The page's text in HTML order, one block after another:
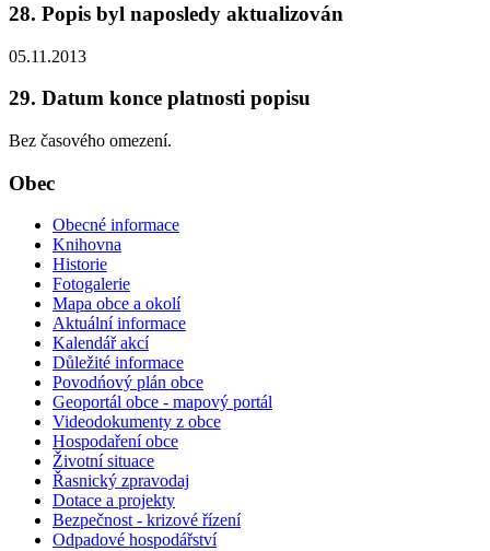
28. Popis byl naposledy aktualizován
05.11.2013
29. Datum konce platnosti popisu
Bez časového omezení.
Obec
Obecné informace
Knihovna
Historie
Fotogalerie
Mapa obce a okolí
Aktuální informace
Kalendář akcí
Důležité informace
Povodńový plán obce
Geoportál obce - mapový portál
Videodokumenty z obce
Hospodaření obce
Životní situace
Řasnický zpravodaj
Dotace a projekty
Bezpečnost - krizové řízení
Odpadové hospodářství